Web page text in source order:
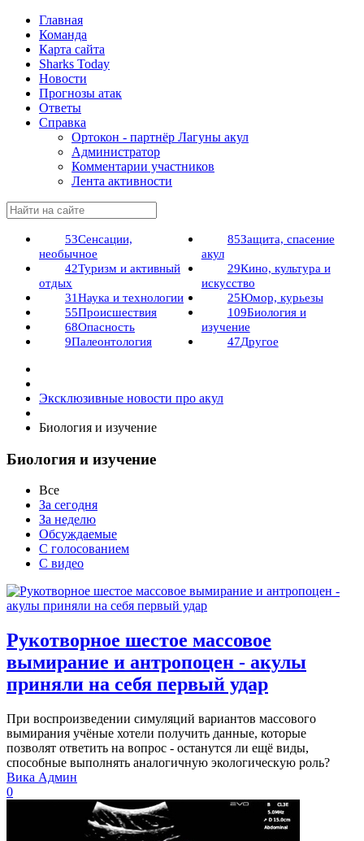
Главная
Команда
Карта сайта
Sharks Today
Новости
Прогнозы атак
Ответы
Справка
Ортокон - партнёр Лагуны акул
Администратор
Комментарии участников
Лента активности
53Сенсации,
необычное
42Туризм и активный
отдых
31Наука и технологии
55Происшествия
68Опасность
9Палеонтология
85Защита, спасение
акул
29Кино, культура и
искусство
25Юмор, курьезы
109Биология и
изучение
47Другое
Эксклюзивные новости про акул
Биология и изучение
Биология и изучение
Все
За сегодня
За неделю
Обсуждаемые
С голосованием
С видео
Рукотворное шестое массовое
вымирание и антропоцен - акулы
приняли на себя первый удар
При воспроизведении симуляций вариантов массового
вымирания учёные хотели получить данные, которые
позволят ответить на вопрос - останутся ли ещё виды,
способные выполнять аналогичную экологическую роль?
Вика Админ
0